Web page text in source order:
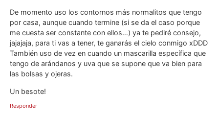
De momento uso los contornos más normalitos que tengo
por casa, aunque cuando termine (si se da el caso porque
me cuesta ser constante con ellos…) ya te pediré consejo,
jajajaja, para ti vas a tener, te ganarás el cielo conmigo xDDD
También uso de vez en cuando un mascarilla específica que
tengo de arándanos y uva que se supone que va bien para
las bolsas y ojeras.
Un besote!
Responder